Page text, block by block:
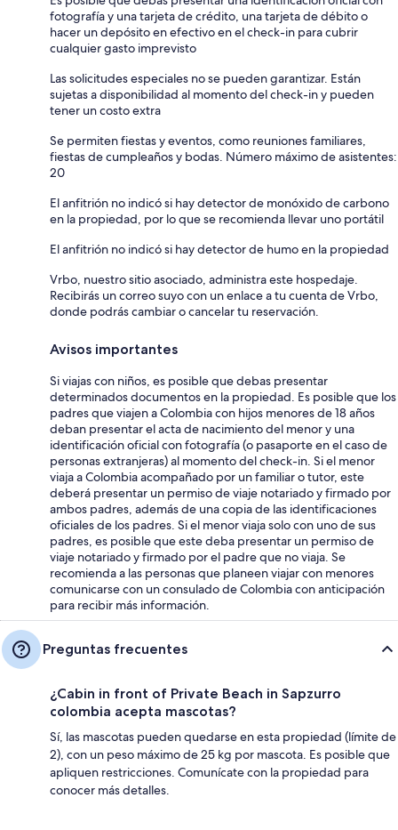
fotografía y una tarjeta de crédito, una tarjeta de débito o
hacer un depósito en efectivo en el check-in para cubrir
cualquier gasto imprevisto
Las solicitudes especiales no se pueden garantizar. Están
sujetas a disponibilidad al momento del check-in y pueden
tener un costo extra
Se permiten fiestas y eventos, como reuniones familiares,
fiestas de cumpleaños y bodas. Número máximo de asistentes:
20
El anfitrión no indicó si hay detector de monóxido de carbono
en la propiedad, por lo que se recomienda llevar uno portátil
El anfitrión no indicó si hay detector de humo en la propiedad
Vrbo, nuestro sitio asociado, administra este hospedaje.
Recibirás un correo suyo con un enlace a tu cuenta de Vrbo,
donde podrás cambiar o cancelar tu reservación.
Avisos importantes
Si viajas con niños, es posible que debas presentar
determinados documentos en la propiedad. Es posible que los
padres que viajen a Colombia con hijos menores de 18 años
deban presentar el acta de nacimiento del menor y una
identificación oficial con fotografía (o pasaporte en el caso de
personas extranjeras) al momento del check-in. Si el menor
viaja a Colombia acompañado por un familiar o tutor, este
deberá presentar un permiso de viaje notariado y firmado por
ambos padres, además de una copia de las identificaciones
oficiales de los padres. Si el menor viaja solo con uno de sus
padres, es posible que este deba presentar un permiso de
viaje notariado y firmado por el padre que no viaja. Se
recomienda a las personas que planeen viajar con menores
comunicarse con un consulado de Colombia con anticipación
para recibir más información.
Preguntas frecuentes
¿Cabin in front of Private Beach in Sapzurro
colombia acepta mascotas?
Sí, las mascotas pueden quedarse en esta propiedad (límite de
2), con un peso máximo de 25 kg por mascota. Es posible que
apliquen restricciones. Comunícate con la propiedad para
conocer más detalles.